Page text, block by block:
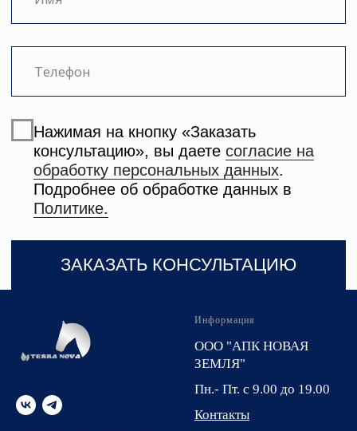
Информация
ООО "АПК НОВАЯ
ЗЕМЛЯ"
Пн.- Пт. с 9.00 до 19.00
Контакты